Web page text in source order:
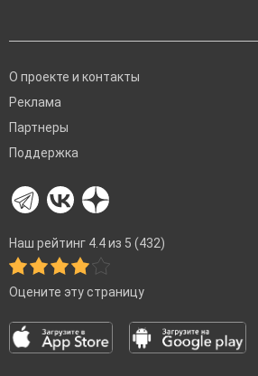
О проекте и контакты
Реклама
Партнеры
Поддержка
Наш рейтинг 4.4 из 5 (432)
Оцените эту страницу